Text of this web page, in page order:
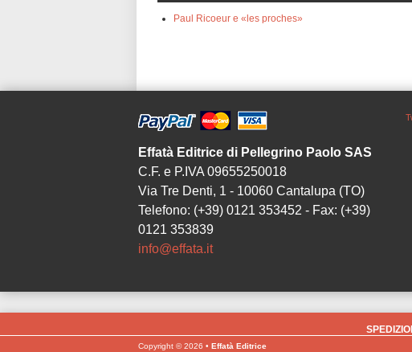
Paul Ricoeur e «les proches»
Effatà Editrice di Pellegrino Paolo SAS
C.F. e P.IVA 09655250018
Via Tre Denti, 1 - 10060 Cantalupa (TO)
Telefono: (+39) 0121 353452 - Fax: (+39)
0121 353839
info@effata.it
Copyright © 2026 • Effatà Editrice